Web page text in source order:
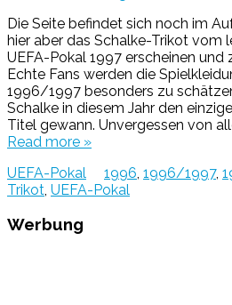
Die Seite befindet sich noch im
hier aber das Schalke-Trikot vom
UEFA-Pokal 1997 erscheinen und
Echte Fans werden die
1996/1997 besonders zu
Schalke in diesem Jahr den
Titel gewann. Unvergessen von
Read more »
UEFA-Pokal
1996 1996/1997,
Trikot UEFA-Pokal
Werbung